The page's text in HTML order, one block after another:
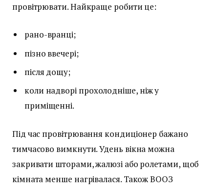
провітрювати. Найкраще робити це:
рано-вранці;
пізно ввечері;
після дощу;
коли надворі прохолодніше, ніж у
приміщенні.
Під час провітрювання кондиціонер бажано
тимчасово вимкнути. Удень вікна можна
закривати шторами, жалюзі або ролетами, щоб
кімната менше нагрівалася. Також ВООЗ